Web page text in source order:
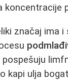
koncentracije
značaj ima
kapi ulja